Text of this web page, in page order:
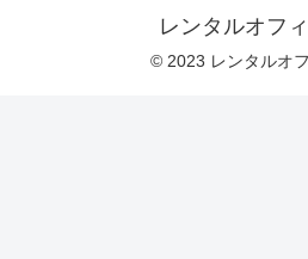
レンタルオフ
© 2023 レンタルオ